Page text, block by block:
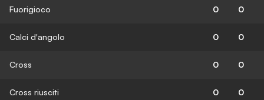
Fuorigioco 0 0
Calci d'angolo 0 0
Cross 0 0
Cross riusciti 0 0